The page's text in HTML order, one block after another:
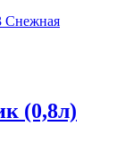
(0,8л)